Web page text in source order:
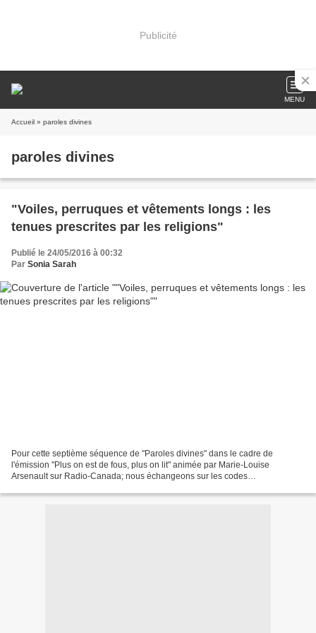
Publicité
MENU
Accueil » paroles divines
paroles divines
"Voiles, perruques et vêtements longs : les
tenues prescrites par les religions"
Publié le 24/05/2016 à 00:32
Par Sonia Sarah
Pour cette septième séquence de "Paroles divines" dans le cadre de
l'émission "Plus on est de fous, plus on lit" animée par Marie-Louise
Arsenault sur Radio-Canada; nous échangeons sur les codes